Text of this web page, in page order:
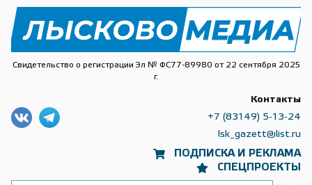
Свидетельство о регистрации Эл № ФС77-89980 от 22 сентября 2025
г.
ПОДПИСКА И РЕКЛАМА
СПЕЦПРОЕКТЫ
Контакты
+7 (83149) 5-13-24
lsk_gazett@list.ru